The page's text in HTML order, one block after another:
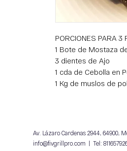
PORCIONES PARA 3
1 Bote de Mostaza
3 dientes de Ajo
1 cda de Cebolla en
1 Kg de muslos de
Av. Lázaro Cardenas 2944, 64900,
info@fivgrillpro.com | Tel: